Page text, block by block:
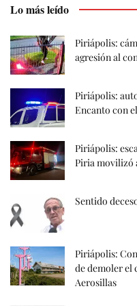
Lo más leído
Piriápolis:
agresión al
Piriápolis:
Encanto con
Piriápolis:
Piria movilizó
Sentido
Piriápolis:
de demoler el
Aerosillas